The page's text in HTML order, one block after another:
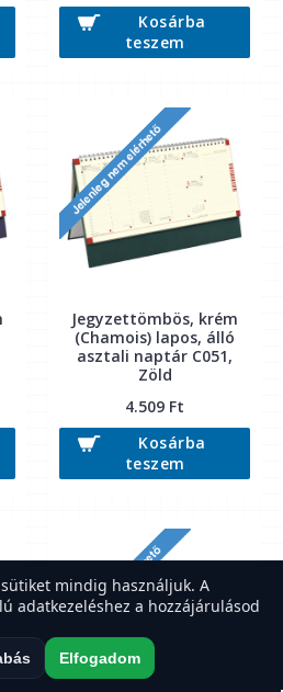
Kosárba
teszem
Jegyzettömbös, krém
(Chamois) lapos, álló
asztali naptár C051,
Zöld
4.509 Ft
Kosárba
teszem
mindig használjuk. A
adatkezeléshez a hozzájárulásod
Elfogadom